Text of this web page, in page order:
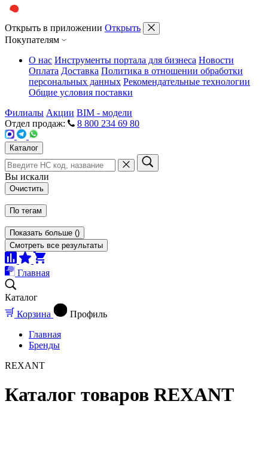
Открыть в приложении Открыть
Покупателям
О нас Инструменты портала для бизнеса Новости
Оплата Доставка Политика в отношении обработки
персональных данных Рекомендательные технологии
Общие условия поставки
Филиалы Акции BIM - модели
Отдел продаж:
8 800 234 69 80
Каталог
Вы искали
Очистить
По тегам
Показать больше ()
Смотреть все результаты
Главная
Каталог
Корзина
Профиль
Главная
Бренды
REXANT
Каталог товаров REXANT